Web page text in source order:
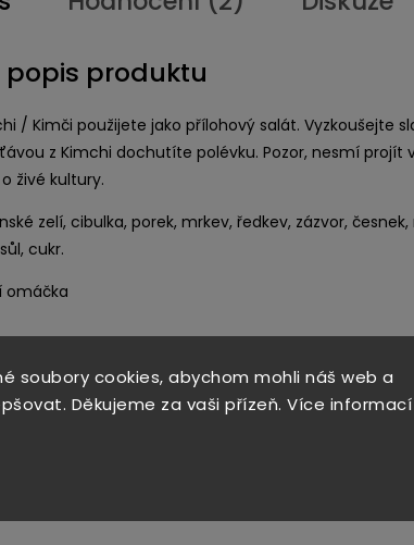
soubory cookies, abychom mohli náš web a
Děkujeme za vaši přízeň. Více informací
produktu
/ Kimči použijete jako přílohový salát. Vyzkoušejte
z Kimchi dochutíte polévku. Pozor, nesmí projít
živé kultury.
zelí, cibulka, porek, mrkev, ředkev, zázvor, česnek,
cukr.